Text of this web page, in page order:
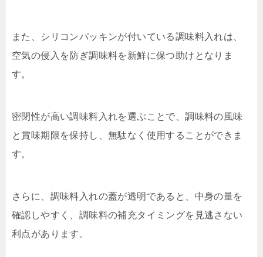
また、シリコンパッキンが付いている調味料入れは、
空気の侵入を防ぎ調味料を新鮮に保つ助けとなりま
す。
密閉性が高い調味料入れを選ぶことで、調味料の風味
と賞味期限を保持し、無駄なく使用することができま
す。
さらに、調味料入れの蓋が透明であると、中身の量を
確認しやすく、調味料の補充タイミングを見逃さない
利点があります。